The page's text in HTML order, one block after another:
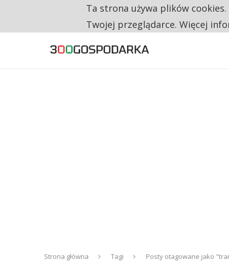
TRZECH NA CZTERECH PONOWNIE
Strona główna Tagi Posty otagowane jako
Ta strona używa plików
Twojej przeglądarce. Więcej